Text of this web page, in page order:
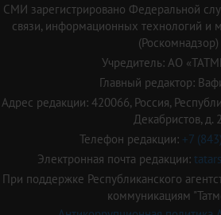
СМИ зарегистрировано Федеральной
связи, информационных технологий и
(Роскомнадзор)
Учредитель: АО
Главный редактор:
Адрес редакции: 420066, Россия,
Декабристов, д. 2
Телефон редакции: +7
Электронная почта редакции:
При поддержке Республиканского
коммуникациям